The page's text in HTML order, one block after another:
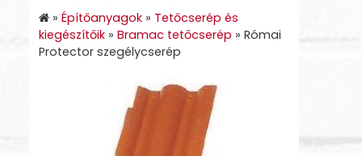
» Építőanyagok » Tetőcserép és
kiegészítőik » Bramac tetőcserép » Római
Protector szegélycserép